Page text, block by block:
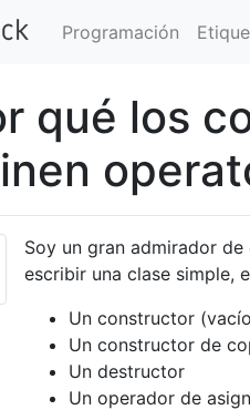
Programación
qué los
Soy un gran admirador
escribir una clase simple,
Un constructor
Un constructor de
Un destructor
Un operador de